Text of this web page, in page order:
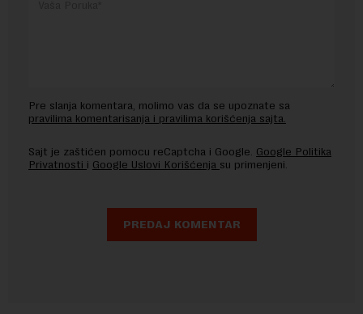
Pre slanja komentara, molimo vas da se upoznate sa
pravilima komentarisanja i pravilima korišćenja sajta.
Sajt je zaštićen pomocu reCaptcha i Google. Google Politika
Privatnosti i Google Uslovi Korišćenja su primenjeni.